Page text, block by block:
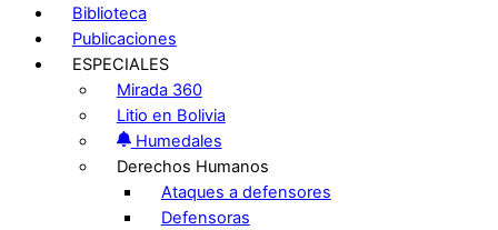
Biblioteca
Publicaciones
ESPECIALES
Mirada 360
Litio en Bolivia
Humedales
Derechos Humanos
Ataques a defensores
Defensoras